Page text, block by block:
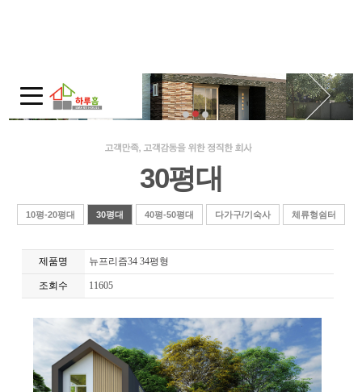
인사말
주택전시관 / 오시는길
모듈러 홈?
10평-20평대
40평-50평대
다가구/기숙사
30평대
10평-20평대 30평대 40평-50평대 다가구/기숙사 체류형쉼터
제품명 뉴프리즘34 34평형
조회수 11605